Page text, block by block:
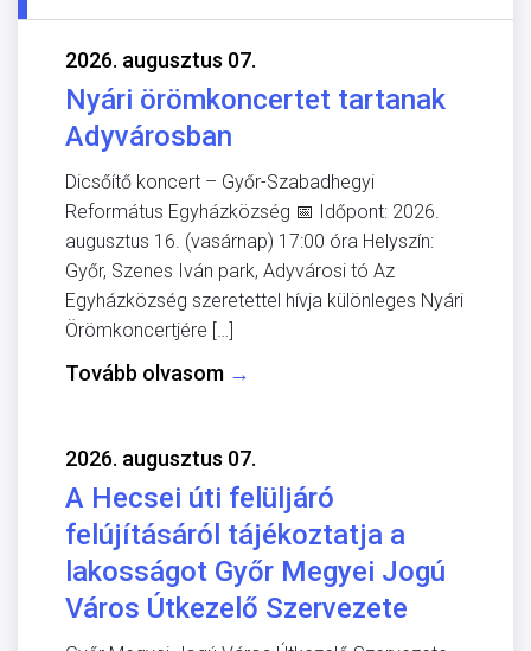
2026. augusztus 07.
Nyári örömkoncertet tartanak
Adyvárosban
Dicsőítő koncert – Győr-Szabadhegyi
Református Egyházközség 📅 Időpont: 2026.
augusztus 16. (vasárnap) 17:00 óra Helyszín:
Győr, Szenes Iván park, Adyvárosi tó Az
Egyházközség szeretettel hívja különleges Nyári
Örömkoncertjére […]
Tovább olvasom →
2026. augusztus 07.
A Hecsei úti felüljáró
felújításáról tájékoztatja a
lakosságot Győr Megyei Jogú
Város Útkezelő Szervezete